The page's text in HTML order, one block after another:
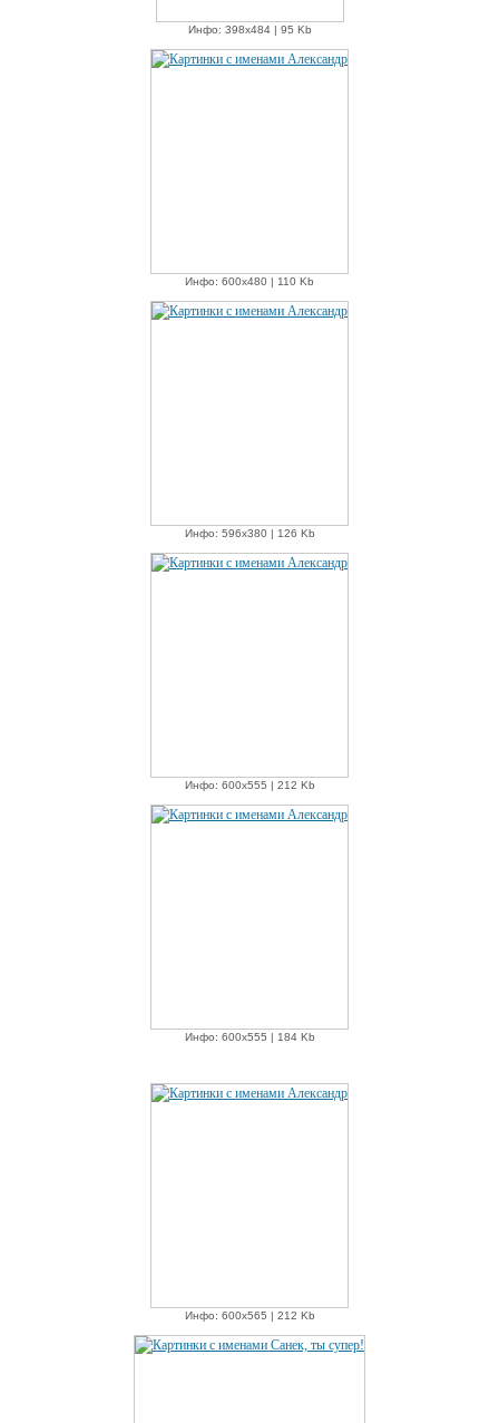
Инфо: 398х484 | 95 Kb
Инфо: 600х480 | 110 Kb
Инфо: 596х380 | 126 Kb
Инфо: 600х555 | 212 Kb
Инфо: 600х555 | 184 Kb
Инфо: 600х565 | 212 Kb